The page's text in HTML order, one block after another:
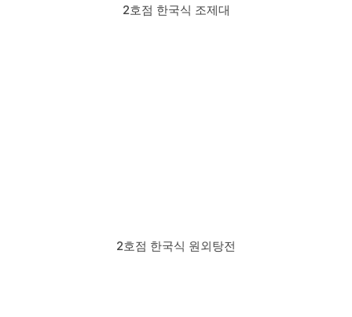
2호점 한국식 조제대
2호점 한국식 원외탕전